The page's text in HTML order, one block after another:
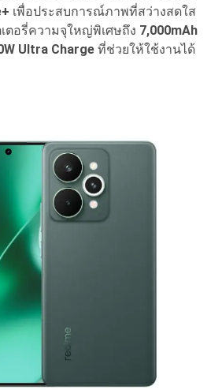
เพื่อประสบการณ์ภาพที่สว่างสดใส
ตอรี่ความจุใหญ่พิเศษถึง 7,000mAh
Ultra Charge ที่ช่วยให้ใช้งานได้